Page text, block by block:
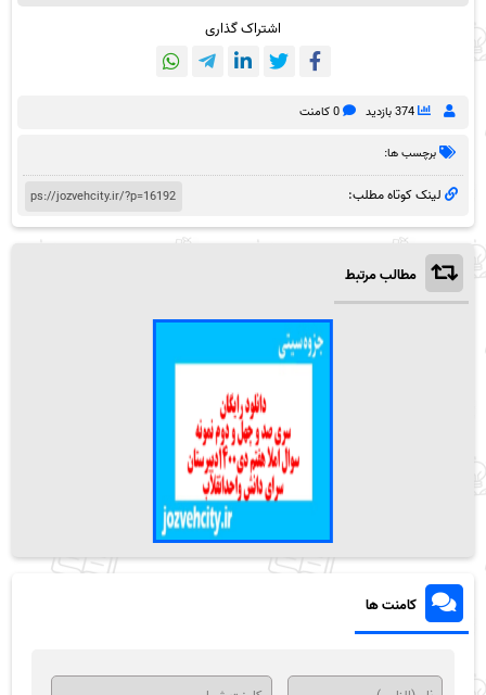
اشتراک گذاری
374 بازدید 0 کامنت
برچسب ها:
لینک کوتاه مطلب:
مطالب مرتبط
کامنت ها